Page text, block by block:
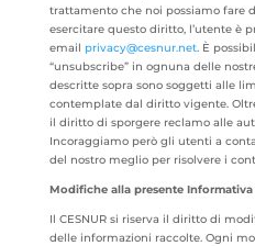
trattamento che noi possiamo fare
esercitare questo diritto, l’utente è
email privacy@cesnur.net. È
“unsubscribe” in ognuna delle
descritte sopra sono soggetti alle
contemplate dal diritto vigente.
il diritto di sporgere reclamo alle
Incoraggiamo però gli utenti a
del nostro meglio per risolvere i
Modifiche alla presente
Il CESNUR si riserva il diritto di
delle informazioni raccolte. Ogni